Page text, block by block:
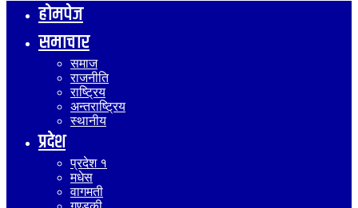
होमपेज
समाचार
समाज
राजनीति
राष्ट्रिय
अन्तराष्ट्रिय
स्थानीय
प्रदेश
प्रदेश १
मधेस
वागमती